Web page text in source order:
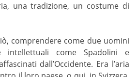
una tradizione, un costume di
comprendere come due uomini
come Spadolini e
dall’Occidente. Era l’aria